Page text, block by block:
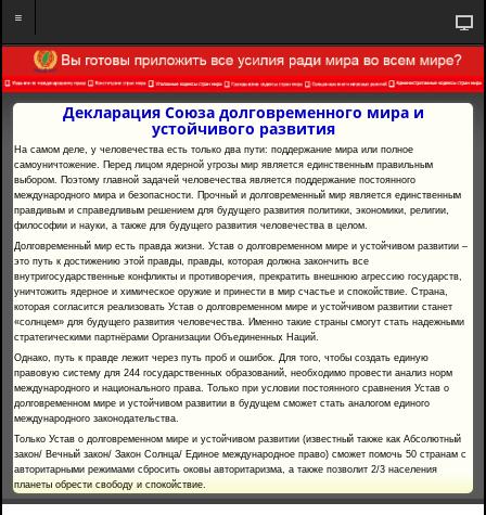
Декларация Союза долговременного мира и
устойчивого развития
На самом деле, у человечества есть только два пути: поддержание мира или полное
самоуничтожение. Перед лицом ядерной угрозы мир является единственным правильным
выбором. Поэтому главной задачей человечества является поддержание постоянного
международного мира и безопасности. Прочный и долговременный мир является единственным
правдивым и справедливым решением для будущего развития политики, экономики, религии,
философии и науки, а также для будущего развития человечества в целом.
Долговременный мир есть правда жизни. Устав о долговременном мире и устойчивом развитии –
это путь к достижению этой правды, правды, которая должна закончить все
внутригосударственные конфликты и противоречия, прекратить внешнюю агрессию государств,
уничтожить ядерное и химическое оружие и принести в мир счастье и спокойствие. Страна,
которая согласится реализовать Устав о долговременном мире и устойчивом развитии станет
«солнцем» для будущего развития человечества. Именно такие страны смогут стать надежными
стратегическими партнёрами Организации Объединенных Наций.
Однако, путь к правде лежит через путь проб и ошибок. Для того, чтобы создать единую
правовую систему для 244 государственных образований, необходимо провести анализ норм
международного и национального права. Только при условии постоянного сравнения Устав о
долговременном мире и устойчивом развитии в будущем сможет стать аналогом единого
международного законодательства.
Только Устав о долговременном мире и устойчивом развитии (известный также как Абсолютный
закон/ Вечный закон/ Закон Солнца/ Единое международное право) сможет помочь 50 странам с
авторитарными режимами сбросить оковы авторитаризма, а также позволит 2/3 населения
планеты обрести свободу и спокойствие.